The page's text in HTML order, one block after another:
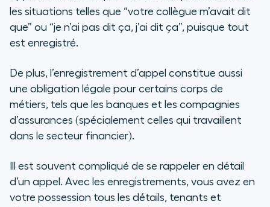
les situations telles que “votre collègue m’avait dit
que” ou “je n’ai pas dit ça, j’ai dit ça”, puisque tout
est enregistré.
De plus, l’enregistrement d’appel constitue aussi
une obligation légale pour certains corps de
métiers, tels que les banques et les compagnies
d’assurances (spécialement celles qui travaillent
dans le secteur financier).
Ill est souvent compliqué de se rappeler en détail
d’un appel. Avec les enregistrements, vous avez en
votre possession tous les détails, tenants et